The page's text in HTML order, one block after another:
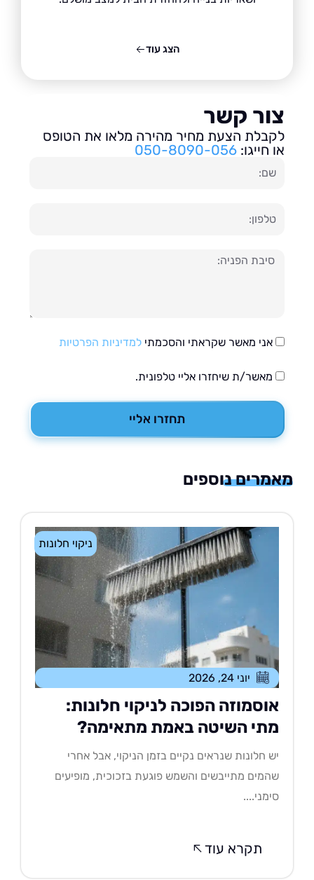
קשר
הצעת מחיר מהירה מלאו את הטופס
חייגו:050-8090-056
אני מאשר שקראתי והסכמתילמדיניות הפרטיות
מאשר/ת שיחזרו אליי טלפונית.
תחזרו אליי
נוספים
ניקוי חלונות
יוני 24, 2026
הפוכה לניקוי חלונות:
השיטה באמת מתאימה?
חלונות שנראים נקיים בזמן הניקוי, אבל אחרי
מתייבשים והשמש פוגעת בזכוכית, מופיעים
תקרא עוד